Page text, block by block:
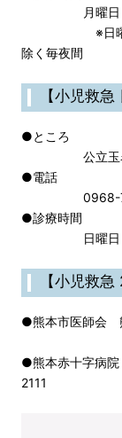
月曜日～土
※日曜日・祝
除く毎夜間
【小児救急
●ところ
公立玉名
●電話
0968-
●診療時間
日曜日・
【小児救急
●熊本市医師会
●熊本
2111